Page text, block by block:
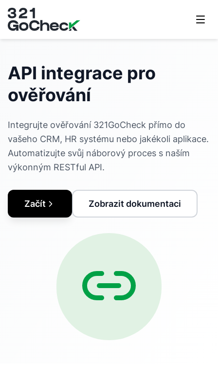
321GoCheck
API integrace pro
ověřování
Integrujte ověřování 321GoCheck přímo do
vašeho CRM, HR systému nebo jakékoli aplikace.
Automatizujte svůj náborový proces s naším
výkonným RESTful API.
Začít Zobrazit dokumentaci